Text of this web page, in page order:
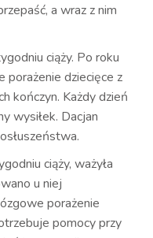
a wraz z nim
ciąży. Po roku
porażenie dziecięce z
kończyn. Każdy dzień
wysiłek. Dacjan
ciąży, ważyła
u niej
porażenie
pomocy przy